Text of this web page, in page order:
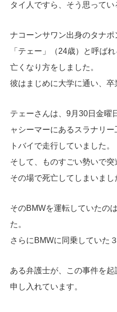
タイ人ですら、そう思ってい
ナコーンサワン出身のタナ
「 テェー」（24歳）と呼ば
亡くなり方をしました。
彼はまじめに大学に通い、卒
テェーさんは、9月30日金曜
ャシーマーにあるスラナリ
トバイで走行していました。
そして、ものすごい勢いで突
その場で死亡してしまいまし
そのBMWを運転していたの
た。
さらにBMWに同乗していた
ある弁護士が、この事件を
申し入れています。